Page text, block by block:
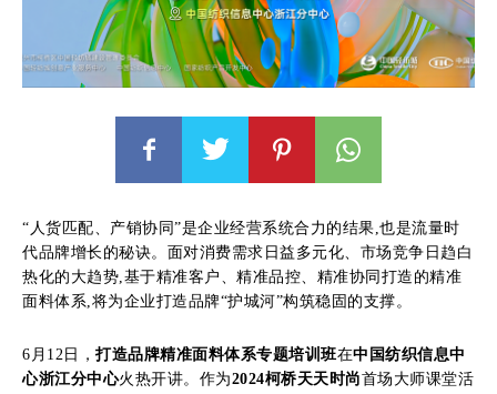
“人货匹配、产销协同”是企业经营系统合力的结果,也是流量时
代品牌增长的秘诀。面对消费需求日益多元化、市场竞争日趋白
热化的大趋势,基于精准客户、精准品控、精准协同打造的精准
面料体系,将为企业打造品牌“护城河”构筑稳固的支撑。
6月12日， 打造品牌精准面料体系专题培训班在中国纺织信息中
心浙江分中心火热开讲。作为2024柯桥天天时尚首场大师课堂活